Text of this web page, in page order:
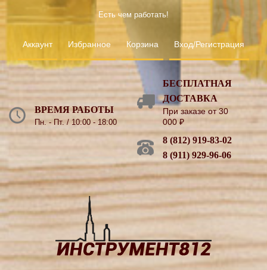
Есть чем работать!
Аккаунт Избранное Корзина Вход/Регистрация
ВРЕМЯ РАБОТЫ
Пн. - Пт. / 10:00 - 18:00
БЕСПЛАТНАЯ
ДОСТАВКА
При заказе от 30
000₽
8 (812) 919-83-02
8 (911) 929-96-06